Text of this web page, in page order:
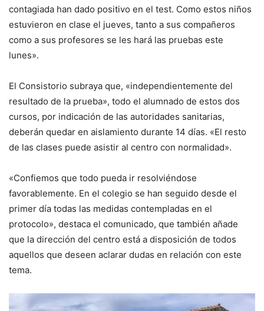
contagiada han dado positivo en el test. Como estos niños
estuvieron en clase el jueves, tanto a sus compañeros
como a sus profesores se les hará las pruebas este
lunes».
El Consistorio subraya que, «independientemente del
resultado de la prueba», todo el alumnado de estos dos
cursos, por indicación de las autoridades sanitarias,
deberán quedar en aislamiento durante 14 días. «El resto
de las clases puede asistir al centro con normalidad».
«Confiemos que todo pueda ir resolviéndose
favorablemente. En el colegio se han seguido desde el
primer día todas las medidas contempladas en el
protocolo», destaca el comunicado, que también añade
que la dirección del centro está a disposición de todos
aquellos que deseen aclarar dudas en relación con este
tema.